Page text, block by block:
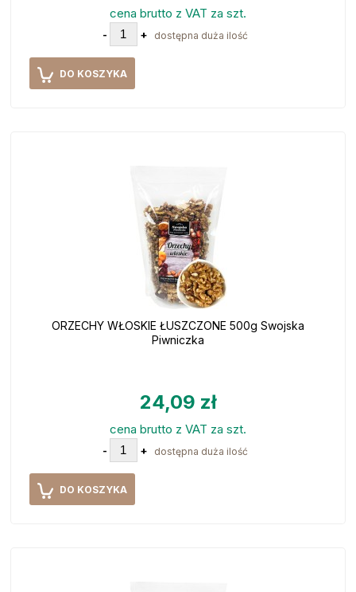
cena brutto z VAT za szt.
- + dostępna duża ilość
DO KOSZYKA
ORZECHY WŁOSKIE ŁUSZCZONE 500g Swojska
Piwniczka
24,09 zł
cena brutto z VAT za szt.
- + dostępna duża ilość
DO KOSZYKA